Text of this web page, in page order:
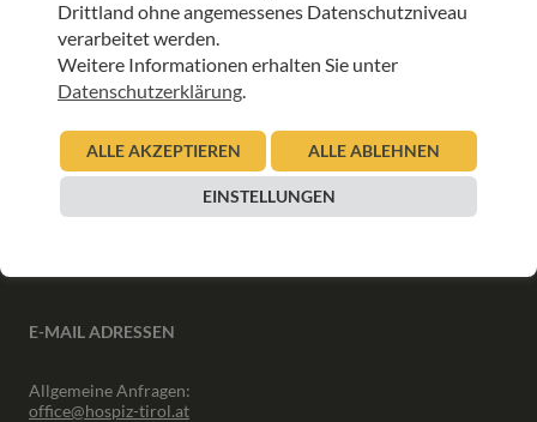
INFORMATIONEN
Downloads
Interner Bereich
Partner
E-MAIL ADRESSEN
Allgemeine Anfragen:
office@hospiz-tirol.at
Drittland ohne angemessenes Datenschutzniveau
verarbeitet werden.
Weitere Informationen erhalten Sie unter
Datenschutzerklärung.
ALLE AKZEPTIEREN ALLE ABLEHNEN
EINSTELLUNGEN